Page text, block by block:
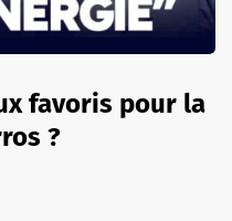
favoris pour la
?